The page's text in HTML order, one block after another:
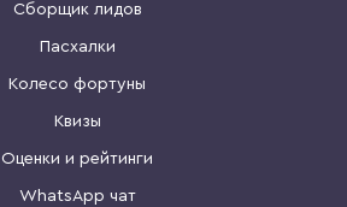
Сборщик лидов
Пасхалки
Колесо фортуны
Квизы
Оценки и рейтинги
WhatsApp чат